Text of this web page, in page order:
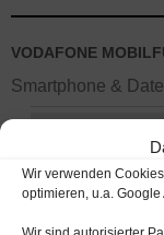
Wir verwenden
optimieren, u.a. Google
VODAFONE
Smartphone &
Smartphone